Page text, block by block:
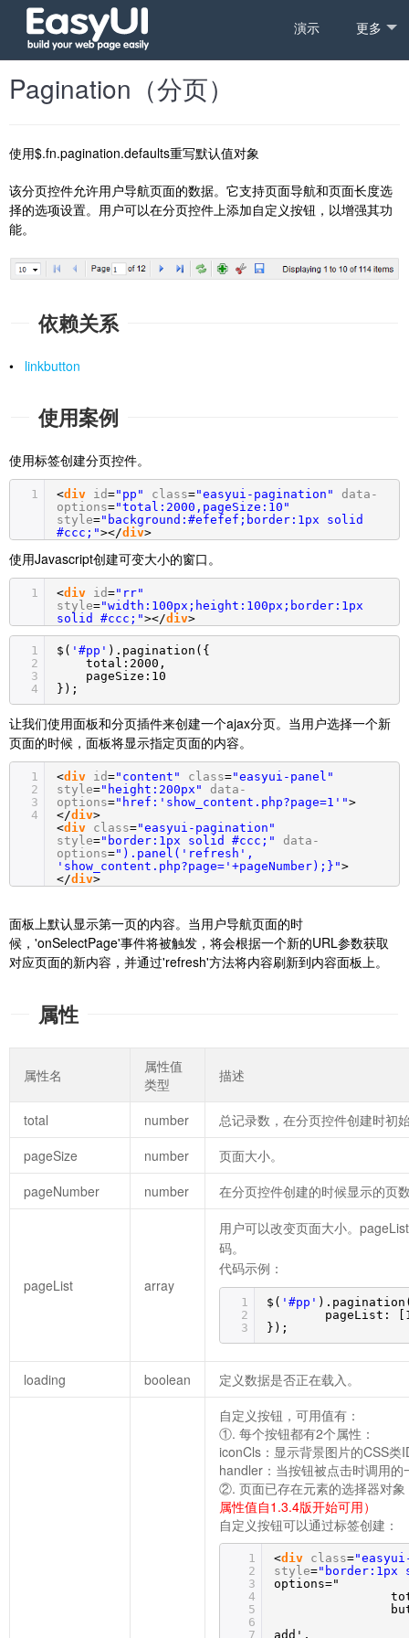
演示 更多
Pagination（分页）
使用$.fn.pagination.defaults重写默认值对象
该分页控件允许用户导航页面的数据。它支持页面导航和页面长度选
择的选项设置。用户可以在分页控件上添加自定义按钮，以增强其功
能。
依赖关系
• linkbutton
使用案例
使用标签创建分页控件。
1 <div id="pp" class="easyui-pagination"
data-
options="total:2000,pageSize:10"
style="background:#efefef;border:1px solid
#ccc;"></div>
使用Javascript创建可变大小的窗口。
1 <div id="rr"
style="width:100px;height:100px;border:1px
solid #ccc;"></div>
1
2
3
4
$( '#pp' ).pagination({
total:2000,
pageSize:10
});
让我们使用面板和分页插件来创建一个ajax分页。当用户选择一个新
页面的时候，面板将显示指定页面的内容。
1
2
3
4
<div id="content" class="easyui-panel"
style="height:200px"
data-
options="href:'show_content.php?page=1'">
</div>
<div class="easyui-pagination"
style="border:1px solid #ccc;"
data-
options=").panel('refresh',
'show_content.php?page='+pageNumber);}">
</div>
面板上默认显示第一页的内容。当用户导航页面的时
候，'onSelectPage'事件将被触发，将会根据一个新的URL参数获取
对应页面的新内容，并通过'refresh'方法将内容刷新到内容面板上。
属性
属性名
属性值
类型
描述
total number
总记录数，在分页控件创建时初
pageSize
number
页面大小。
pageNumber
number 在分页控件创建的时候显示的页
pageList array
用户可以改变页面大小。
码。
代码示例：
1
2
3
$( '#pp'
pageList:
});
loading boolean
定义数据是否正在载入。
自定义按钮，可用值有：
①. 每个按钮都有2个属性：
iconCls：显示背景图片的CSS类
handler：当按钮被点击时调用的
②. 页面已存在元素的选择器对
属性值自1.3.4版开始可用）
自定义按钮可以通过标签创建：
1
2
3
4
5
6
7
<div class=
style="border:1px
options="
add',